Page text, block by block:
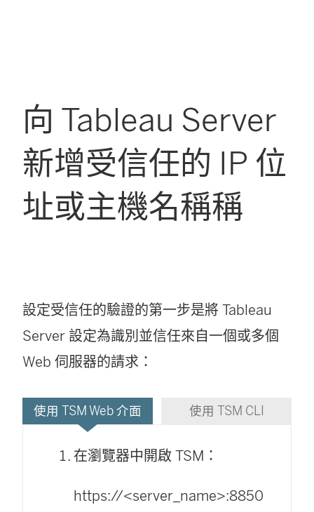
向 Tableau Server
新增受信任的 IP 位
址或主機名稱稱
設定受信任的驗證的第一步是將 Tableau
Server 設定為識別並信任來自一個或多個
Web 伺服器的請求：
使用 TSM Web 介面 使用 TSM CLI
在瀏覽器中開啟 TSM：
https://<server_name>:8850